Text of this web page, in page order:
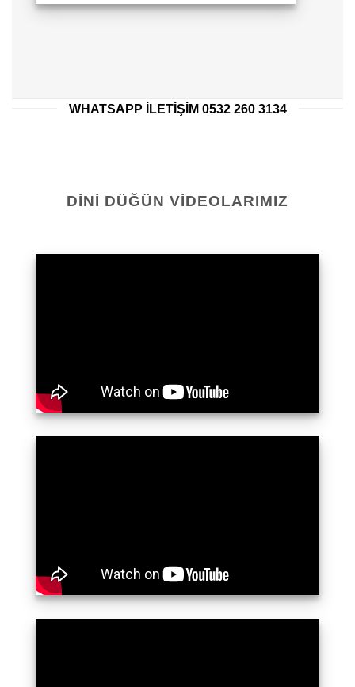
WHATSAPP ILETIŞIM 0532 260 3134
DINI DÜĞÜN VIDEOLARIMIZ